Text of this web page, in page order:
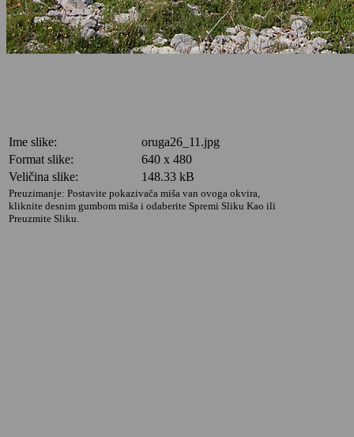
Ime slike:
oruga26_11.jpg
Format slike:
640 x 480
Veličina slike:
148.33 kB
Preuzimanje: Postavite pokazivača miša van ovoga okvira,
kliknite desnim gumbom miša i odaberite Spremi Sliku Kao ili
Preuzmite Sliku.